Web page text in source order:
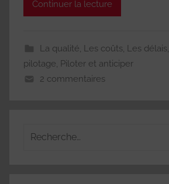
Continuer la lecture
La qualité, Les coûts, Les délais,
pilotage, Piloter et anticiper
2 commentaires
Recherche